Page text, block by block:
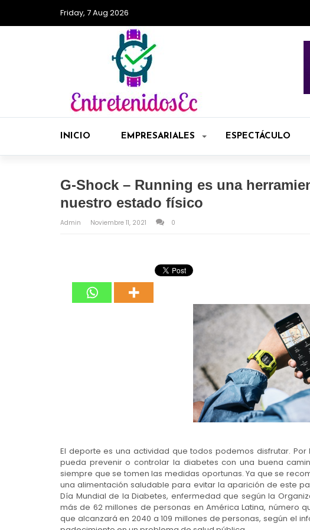
Friday, 7 Aug 2026
INICIO EMPRESARIALES ESPECTÁCULO
G-Shock – Running es una
nuestro estado físico
Admin Noviembre 11, 2021 0
El deporte es una actividad que todos podemos disfrutar.
pueda prevenir o controlar la diabetes con una buena
siempre que se tomen las medidas oportunas. Ya que se
una alimentación saludable para evitar la aparición de este
Día Mundial de la Diabetes, enfermedad que según la
más de 62 millones de personas en América Latina, número
que alcanzará en 2040 a 109 millones de personas, según el